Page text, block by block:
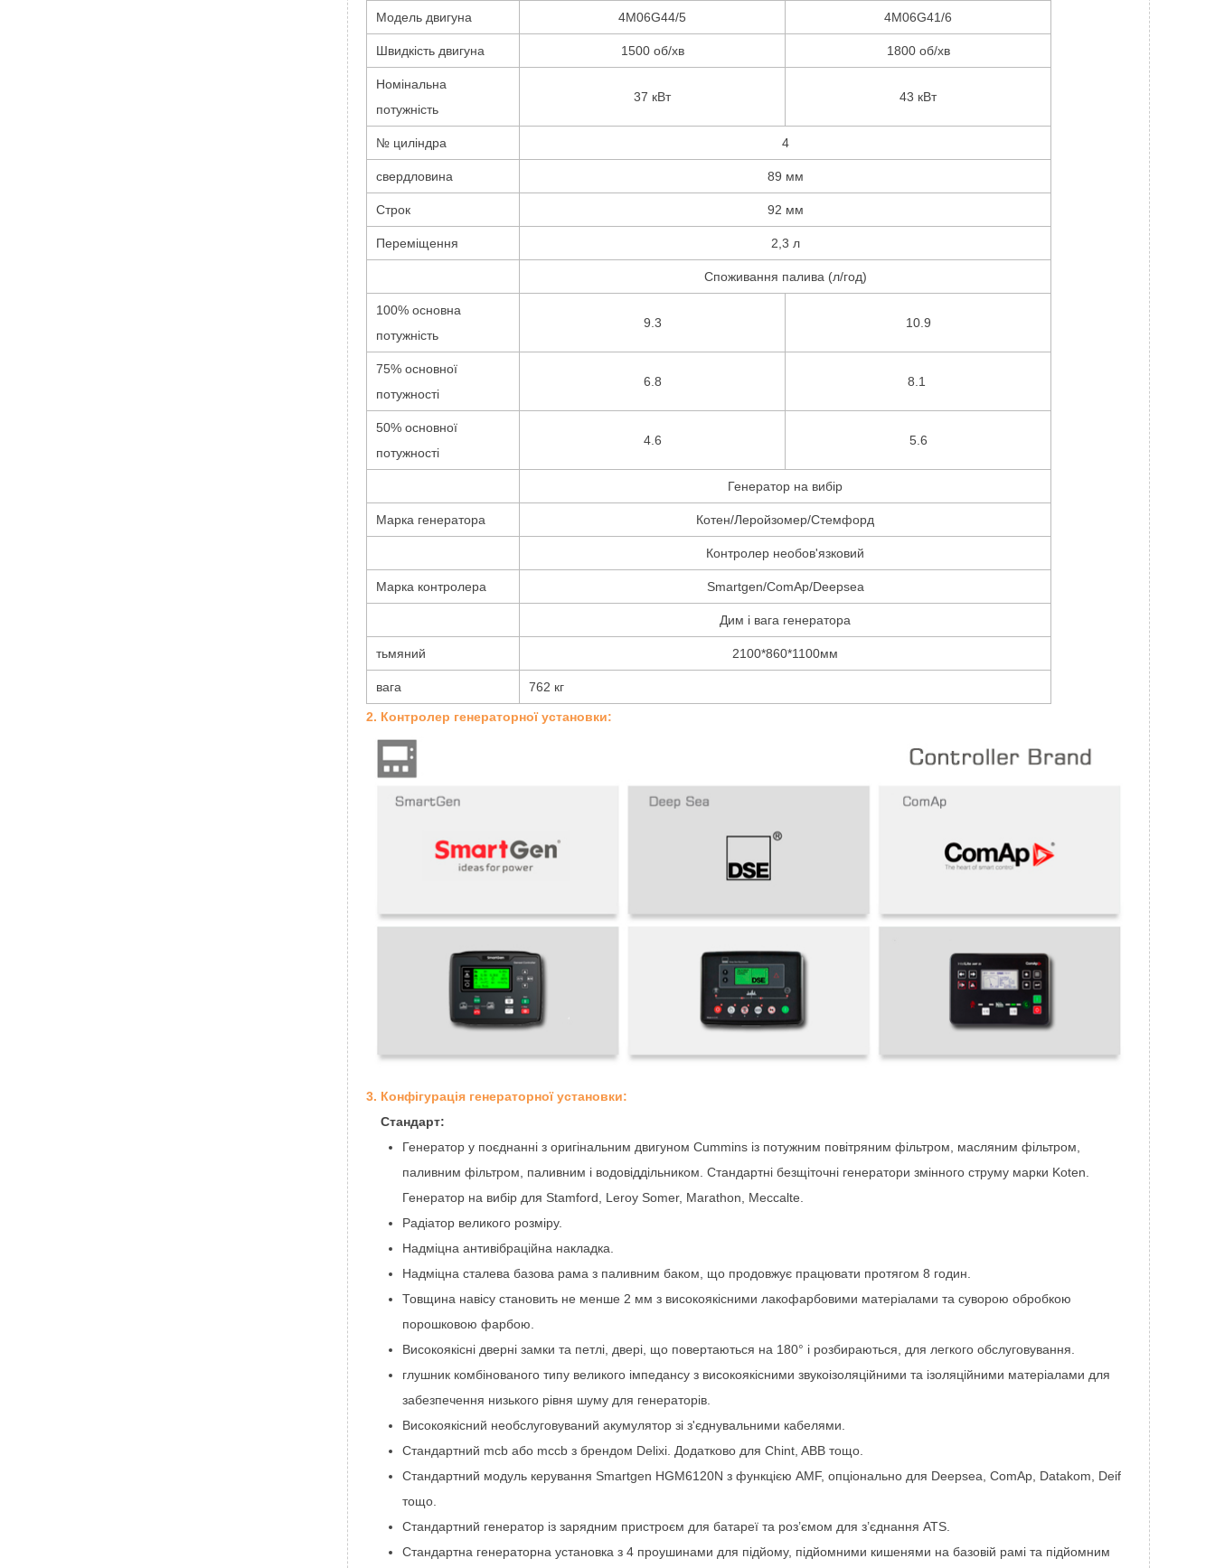
Модель двигуна 4M06G44/5 4M06G41/6
Швидкість двигуна 1500 об/хв 1800 об/хв
Номінальна
потужність
37 кВт 43 кВт
№ циліндра 4
свердловина 89 мм
Строк 92 мм
Переміщення 2,3 л
Споживання палива (л/год)
100% основна
потужність
9.3 10.9
75% основної
потужності
6.8 8.1
50% основної
потужності
4.6 5.6
Генератор на вибір
Марка генератора Котен/Леройзомер/Стемфорд
Контролер необов'язковий
Марка контролера Smartgen/ComAp/Deepsea
Дим і вага генератора
тьмяний 2100*860*1100мм
вага 762 кг
2. Контролер генераторної установки:
3. Конфігурація генераторної установки:
Стандарт:
Генератор у поєднанні з оригінальним двигуном Cummins із потужним повітряним фільтром, масляним фільтром,
паливним фільтром, паливним і водовіддільником. Стандартні безщіточні генератори змінного струму марки Koten.
Генератор на вибір для Stamford, Leroy Somer, Marathon, Meccalte.
Радіатор великого розміру.
Надміцна антивібраційна накладка.
Надміцна сталева базова рама з паливним баком, що продовжує працювати протягом 8 годин.
Товщина навісу становить не менше 2 мм з високоякісними лакофарбовими матеріалами та суворою обробкою
порошковою фарбою.
Високоякісні дверні замки та петлі, двері, що повертаються на 180° і розбираються, для легкого обслуговування.
глушник комбінованого типу великого імпедансу з високоякісними звукоізоляційними та ізоляційними матеріалами для
забезпечення низького рівня шуму для генераторів.
Високоякісний необслуговуваний акумулятор зі з'єднувальними кабелями.
Стандартний mcb або mccb з брендом Delixi. Додатково для Chint, ABB тощо.
Стандартний модуль керування Smartgen HGM6120N з функцією AMF, опціонально для Deepsea, ComAp, Datakom, Deif
тощо.
Стандартний генератор із зарядним пристроєм для батареї та роз’ємом для з’єднання ATS.
Стандартна генераторна установка з 4 проушинами для підйому, підйомними кишенями на базовій рамі та підйомним